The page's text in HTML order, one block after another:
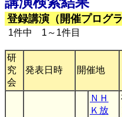
登録講演（開催プログ
1件中 1～1件目
研
究
会
発表日時 開催地
ＮＨ
Ｋ放